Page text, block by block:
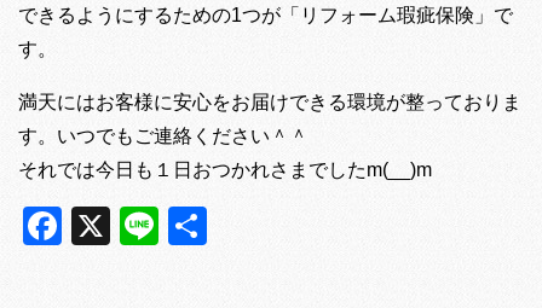
できるようにするための1つが「リフォーム瑕疵保険」で
す。
満天にはお客様に安心をお届けできる環境が整っておりま
す。いつでもご連絡ください＾＾
それでは今日も１日おつかれさまでしたm(__)m
Facebook
X Line